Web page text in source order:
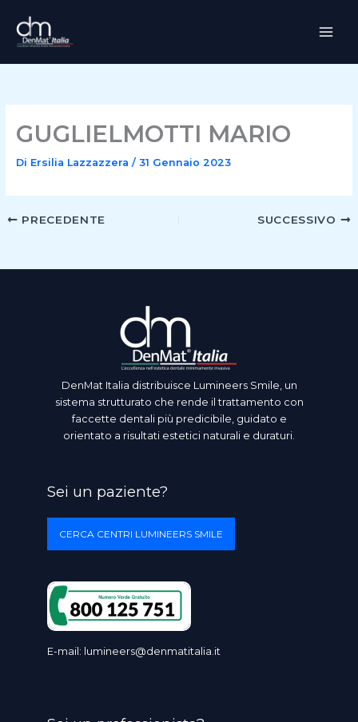
contenuto
GUGLIELMOTTI MARIO
Di Ersilia Lazzazzera / 31 Gennaio 2023
PRECEDENTE SUCCESSIVO
DenMat Italia distribuisce Lumineers Smile, un
sistema strutturato che rende il trattamento con
faccette dentali più predicibile, guidato e
orientato a risultati estetici naturali e duraturi.
Sei un paziente?
CERCA CENTRI LUMINEERS SMILE
E-mail: lumineers@denmatitalia.it